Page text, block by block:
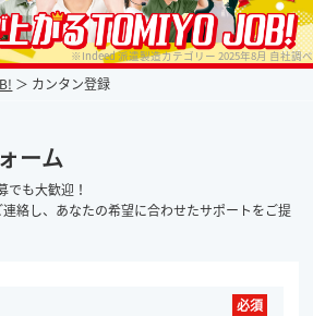
ジョブ ※Indeed 派遣製造カテゴリー 2025年8月 自社調べ
カンタン登録
ーム
でも大歓迎！
絡し、あなたの希望に合わせたサポートをご提